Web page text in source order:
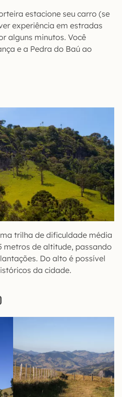
estacione seu carro (se
experiência em estradas
alguns minutos. Você
e a Pedra do Baú ao
trilha de dificuldade média
metros de altitude, passando
Do alto é possível
da cidade.